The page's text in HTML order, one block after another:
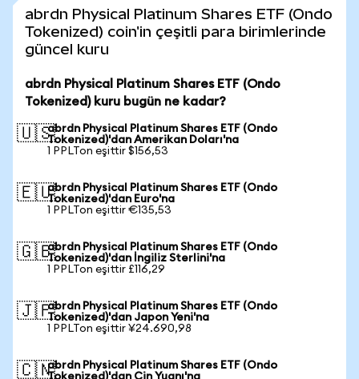
abrdn Physical Platinum Shares ETF (Ondo
Tokenized) coin'in çeşitli para birimlerinde
güncel kuru
abrdn Physical Platinum Shares ETF (Ondo
Tokenized) kuru bugün ne kadar?
🇺🇸abrdn Physical Platinum Shares ETF (Ondo
Tokenized)'dan Amerikan Doları'na
1 PPLTon eşittir $156,53
🇪🇺abrdn Physical Platinum Shares ETF (Ondo
Tokenized)'dan Euro'na
1 PPLTon eşittir €135,53
🇬🇧abrdn Physical Platinum Shares ETF (Ondo
Tokenized)'dan İngiliz Sterlini'na
1 PPLTon eşittir £116,29
🇯🇵abrdn Physical Platinum Shares ETF (Ondo
Tokenized)'dan Japon Yeni'na
1 PPLTon eşittir ¥24.690,98
🇨🇳abrdn Physical Platinum Shares ETF (Ondo
Tokenized)'dan Çin Yuanı'na